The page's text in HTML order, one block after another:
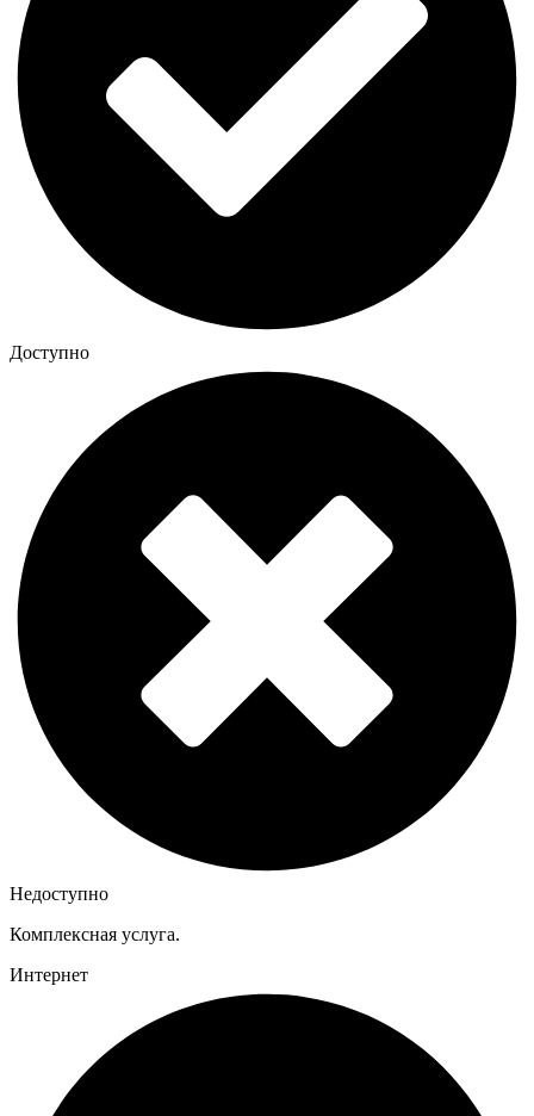
Доступно
Недоступно
Комплексная услуга.
Интернет